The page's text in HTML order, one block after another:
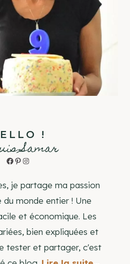
!
Samar
Facebook
Pinterest
Instagram
je partage ma passion
du monde entier ! Une
et économique. Les
bien expliquées et
tester et partager, c'est